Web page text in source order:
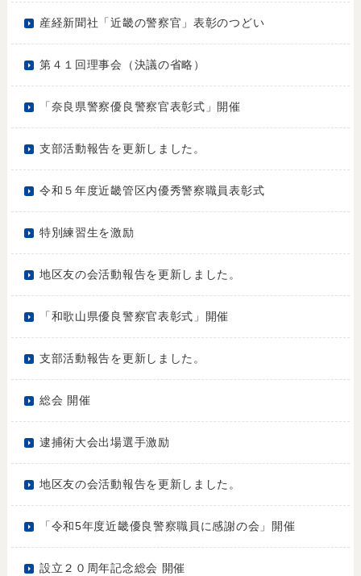
産経新聞社「近畿の警察官」表彰のつどい
第４１回理事会（決議の省略）
「奈良県警察優良警察官表彰式」開催
支部活動報告を更新しました。
令和５年度近畿管区内優秀警察職員表彰式
特別練習生を激励
地区友の会活動報告を更新しました。
「和歌山県優良警察官表彰式」開催
支部活動報告を更新しました。
総会 開催
逮捕術大会出場選手激励
地区友の会活動報告を更新しました。
「令和5年度近畿優良警察職員に感謝の会」開催
設立２０周年記念総会 開催